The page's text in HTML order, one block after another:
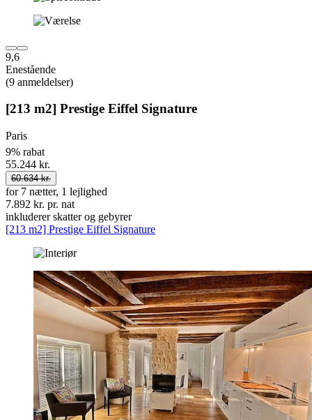
9,6
Enestående
(9 anmeldelser)
[213 m2] Prestige Eiffel Signature
Paris
9% rabat
55.244 kr.
60.634 kr.
for 7 nætter, 1 lejlighed
7.892 kr. pr. nat
inkluderer skatter og gebyrer
[213 m2] Prestige Eiffel Signature